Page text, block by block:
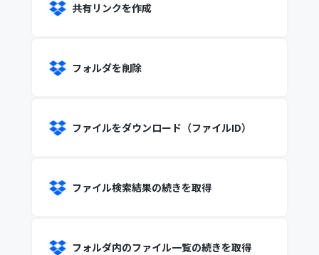
共有リンクを作成
フォルダを削除
ファイルをダウンロード（ファイルID）
ファイル検索結果の続きを取得
フォルダ内のファイル一覧の続きを取得